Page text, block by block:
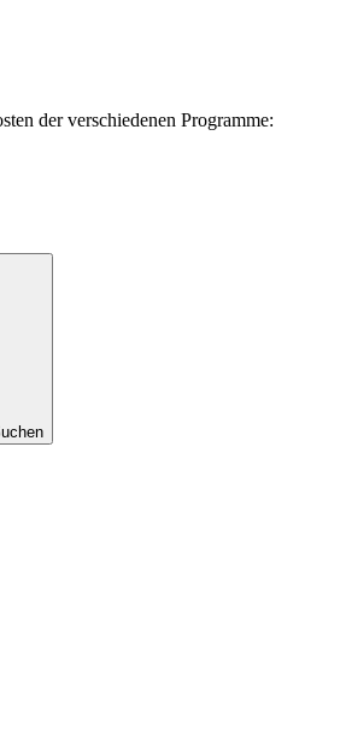
der verschiedenen Programme: